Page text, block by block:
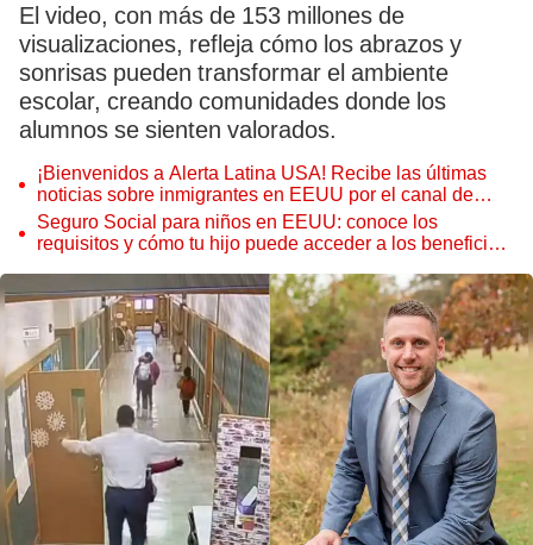
El video, con más de 153 millones de
visualizaciones, refleja cómo los abrazos y
sonrisas pueden transformar el ambiente
escolar, creando comunidades donde los
alumnos se sienten valorados.
¡Bienvenidos a Alerta Latina USA! Recibe las últimas
noticias sobre inmigrantes en EEUU por el canal de
WhatsApp de La República
Seguro Social para niños en EEUU: conoce los
requisitos y cómo tu hijo puede acceder a los beneficios